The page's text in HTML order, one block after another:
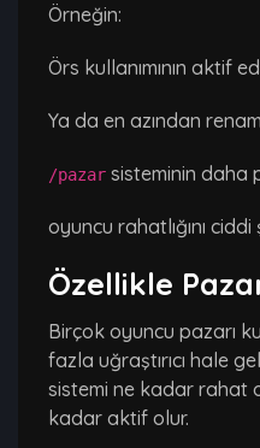
Örneğin:
Örs kullanımının aktif
Ya da en azından
/pazar sisteminin daha
oyuncu rahatlığını
Özellikle
Birçok oyuncu pazarı
fazla uğraştırıcı hale
sistemi ne kadar rahat
kadar aktif olur.